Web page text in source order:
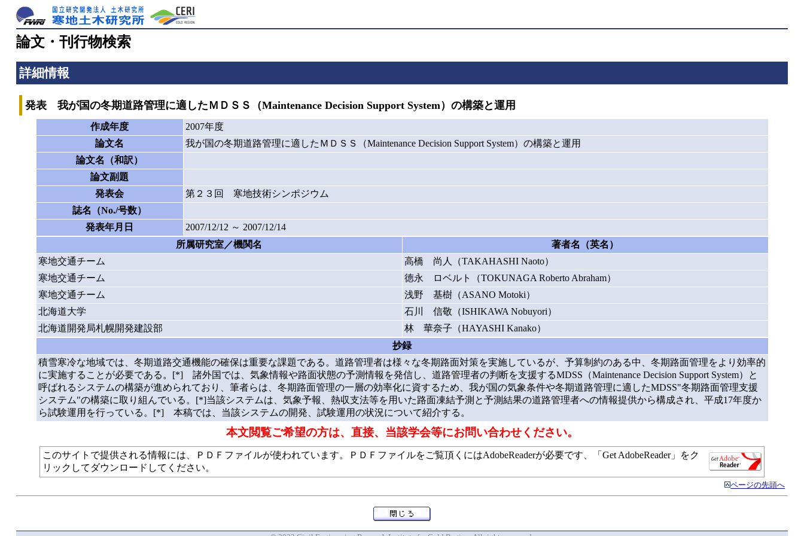
論文・刊行物検索
詳細情報
発表 我が国の冬期道路管理に適したＭＤＳＳ（Maintenance Decision Support System）の構築と運用
作成年度
2007年度
論文名
我が国の冬期道路管理に適したＭＤＳＳ（Maintenance Decision Support System）の構築と運用
論文名（和訳）
論文副題
発表会
第２３回 寒地技術シンポジウム
誌名（No./号数）
発表年月日
2007/12/12 ～ 2007/12/14
所属研究室／機関名
著者名（英名）
寒地交通チーム
高橋 尚人（TAKAHASHI Naoto）
寒地交通チーム
徳永 ロベルト（TOKUNAGA Roberto Abraham）
寒地交通チーム
浅野 基樹（ASANO Motoki）
北海道大学
石川 信敬（ISHIKAWA Nobuyori）
北海道開発局札幌開発建設部
林 華奈子（HAYASHI Kanako）
抄録
積雪寒冷な地域では、冬期道路交通機能の確保は重要な課題である。道路管理者は様々な冬期路面対策を実施しているが、予算制約のある中、冬期路面管理をより効率的
に実施することが必要である。[*] 諸外国では、気象情報や路面状態の予測情報を発信し、道路管理者の判断を支援するMDSS（Maintenance Decision Support System）と
呼ばれるシステムの構築が進められており、筆者らは、冬期路面管理の一層の効率化に資するため、我が国の気象条件や冬期道路管理に適したMDSS"冬期路面管理支援
システム"の構築に取り組んでいる。[*]当該システムは、気象予報、熱収支法等を用いた路面凍結予測と予測結果の道路管理者への情報提供から構成され、平成17年度か
ら試験運用を行っている。[*] 本稿では、当該システムの開発、試験運用の状況について紹介する。
本文閲覧ご希望の方は、直接、当該学会等にお問い合わせください。
このサイトで提供される情報には、ＰＤＦファイルが使われています。ＰＤＦファイルをご覧頂くにはAdobeReaderが必要です、「Get AdobeReader」をク
リックしてダウンロードしてください。
ページの先頭へ